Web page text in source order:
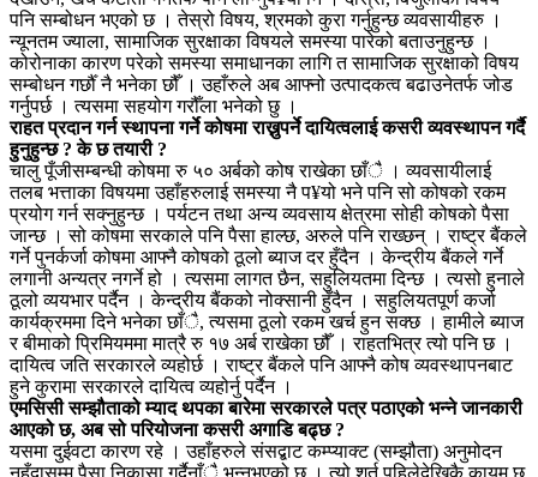
पनि सम्बोधन भएको छ । तेस्रो विषय, श्रमको कुरा गर्नुहुन्छ व्यवसायीहरु ।
न्यूनतम ज्याला, सामाजिक सुरक्षाका विषयले समस्या पारेको बताउनुहुन्छ ।
कोरोनाका कारण परेको समस्या समाधानका लागि त सामाजिक सुरक्षाको विषय
सम्बोधन गर्छौँ नै भनेका छौँ । उहाँरुले अब आफ्नो उत्पादकत्व बढाउनेतर्फ जोड
गर्नुपर्छ । त्यसमा सहयोग गरौँला भनेको छु ।
राहत प्रदान गर्न स्थापना गर्ने कोषमा राख्नुपर्ने दायित्वलाई कसरी व्यवस्थापन गर्दै
हुनुहुन्छ ? के छ तयारी ?
चालु पूँजीसम्बन्धी कोषमा रु ५० अर्बको कोष राखेका छाँै । व्यवसायीलाई
तलब भत्ताका विषयमा उहाँहरुलाई समस्या नै प¥यो भने पनि सो कोषको रकम
प्रयोग गर्न सक्नुहुन्छ । पर्यटन तथा अन्य व्यवसाय क्षेत्रमा सोही कोषको पैसा
जान्छ । सो कोषमा सरकाले पनि पैसा हाल्छ, अरुले पनि राख्छन् । राष्ट्र बैंकले
गर्ने पुनर्कर्जा कोषमा आफ्नै कोषको ठूलो ब्याज दर हुँदैन । केन्द्रीय बैंकले गर्ने
लगानी अन्यत्र नगर्ने हो । त्यसमा लागत छैन, सहुलियतमा दिन्छ । त्यसो हुनाले
ठूलो व्ययभार पर्दैन । केन्द्रीय बैंकको नोक्सानी हुँदैन । सहुलियतपूर्ण कर्जा
कार्यक्रममा दिने भनेका छाँै, त्यसमा ठूलो रकम खर्च हुन सक्छ । हामीले ब्याज
र बीमाको प्रिमियममा मात्रै रु १७ अर्ब राखेका छौँ । राहतभित्र त्यो पनि छ ।
दायित्व जति सरकारले व्यहोर्छ । राष्ट्र बैंकले पनि आफ्नै कोष व्यवस्थापनबाट
हुने कुरामा सरकारले दायित्व व्यहोर्नु पर्दैन ।
एमसिसी सम्झौताको म्याद थपका बारेमा सरकारले पत्र पठाएको भन्ने जानकारी
आएको छ, अब सो परियोजना कसरी अगाडि बढ्छ ?
यसमा दुईवटा कारण रहे । उहाँहरुले संसद्बाट कम्प्याक्ट (सम्झौता) अनुमोदन
नहुँदासम्म पैसा निकासा गर्दैनाँै भन्नुभएको छ । त्यो शर्त पहिलेदेखिकै कायम छ